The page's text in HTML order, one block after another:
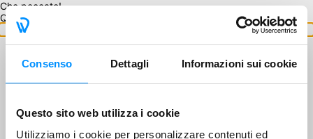
Consenso Dettagli Informazioni sui cookie
Questo sito web utilizza i cookie
Utilizziamo i cookie per personalizzare contenuti ed
Che peccato!
Questo GA non è disponibile.